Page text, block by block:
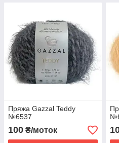
Пряжа Gazzal Teddy
№6537
100 ₴/моток